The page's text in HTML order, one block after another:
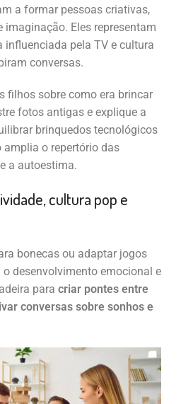
a formar pessoas criativas,
imaginação. Eles representam
influenciada pela TV e cultura
conversas.
filhos sobre como era brincar
fotos antigas e explique a
brinquedos tecnológicos
amplia o repertório das
a autoestima.
cultura pop e
bonecas ou adaptar jogos
desenvolvimento emocional e
para criar pontes entre
conversas sobre sonhos e